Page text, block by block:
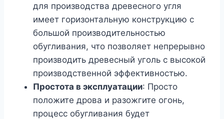
для производства древесного угля
имеет горизонтальную конструкцию с
большой производительностью
обугливания, что позволяет непрерывно
производить древесный уголь с высокой
производственной эффективностью.
Простота в эксплуатации: Просто
положите дрова и разожгите огонь,
процесс обугливания будет